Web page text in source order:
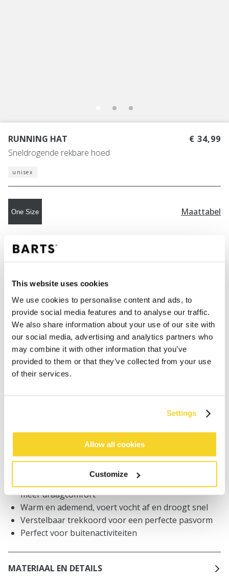
This website uses cookies
We use cookies to personalise content and ads, to
provide social media features and to analyse our traffic.
We also share information about your use of our site with
our social media, advertising and analytics partners who
may combine it with other information that you’ve
provided to them or that they’ve collected from your use
of their services.
Settings
Allow all cookies
Customize
RUNNING HAT
Sneldrogende rekbare hoed
€ 34,99
unisex
One Size Maattabel
KLEUR black
IN WINKELWAGEN
Bestellingen die op werkdagen vóór 12:00 uur
worden geplaatst, worden dezelfde dag verzonden
Gratis verzending voor orders boven € 50,- binnen
NL
Binnen 30 dagen retourneren
BESCHRIJVING
Unisex muts
Polartec Powerstretch Pro-stof
4-way stretch stof vormt zich naar het lichaam voor
meer draagcomfort
Warm en ademend, voert vocht af en droogt snel
Verstelbaar trekkoord voor een perfecte pasvorm
Perfect voor buitenactiviteiten
MATERIAAL EN DETAILS